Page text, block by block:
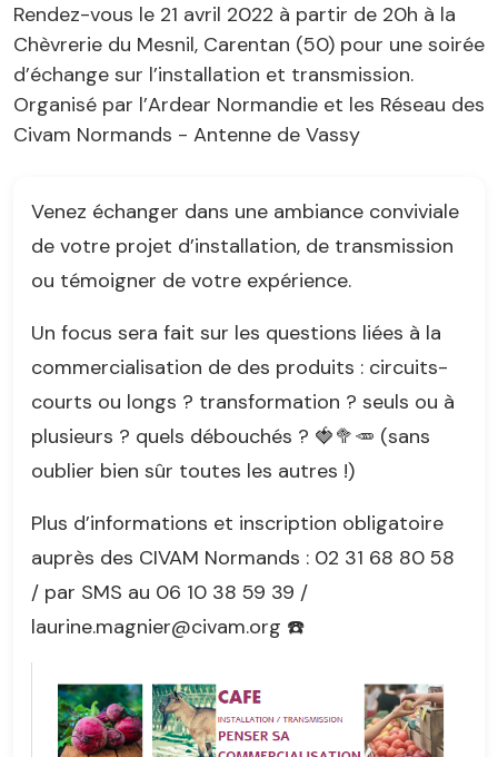
Rendez-vous le 21 avril 2022 à partir de 20h à la
Chèvrerie du Mesnil, Carentan (50) pour une soirée
d’échange sur l’installation et transmission.
Organisé par l’Ardear Normandie et les Réseau des
Civam Normands - Antenne de Vassy
Venez échanger dans une ambiance conviviale
de votre projet d’installation, de transmission
ou témoigner de votre expérience.
Un focus sera fait sur les questions liées à la
commercialisation de des produits : circuits-
courts ou longs ? transformation ? seuls ou à
plusieurs ? quels débouchés ? 🍓🥦🥕 (sans
oublier bien sûr toutes les autres !)
Plus d’informations et inscription obligatoire
auprès des CIVAM Normands : 02 31 68 80 58
/ par SMS au 06 10 38 59 39 /
laurine.magnier@civam.org ☎️